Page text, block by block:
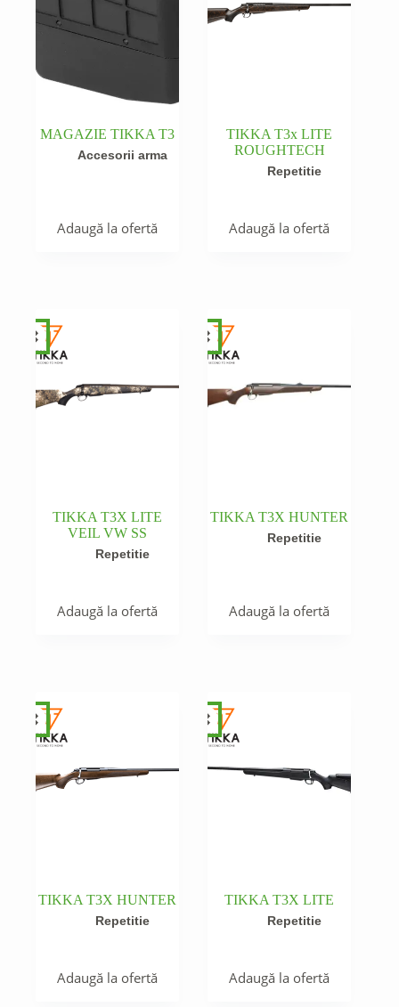
MAGAZIE TIKKA T3
Accesorii arma
Adaugă la ofertă
TIKKA T3x LITE
ROUGHTECH
Repetitie
Adaugă la ofertă
TIKKA T3X LITE
VEIL VW SS
Repetitie
Adaugă la ofertă
TIKKA T3X HUNTER
Repetitie
Adaugă la ofertă
TIKKA T3X HUNTER
Repetitie
Adaugă la ofertă
TIKKA T3X LITE
Repetitie
Adaugă la ofertă